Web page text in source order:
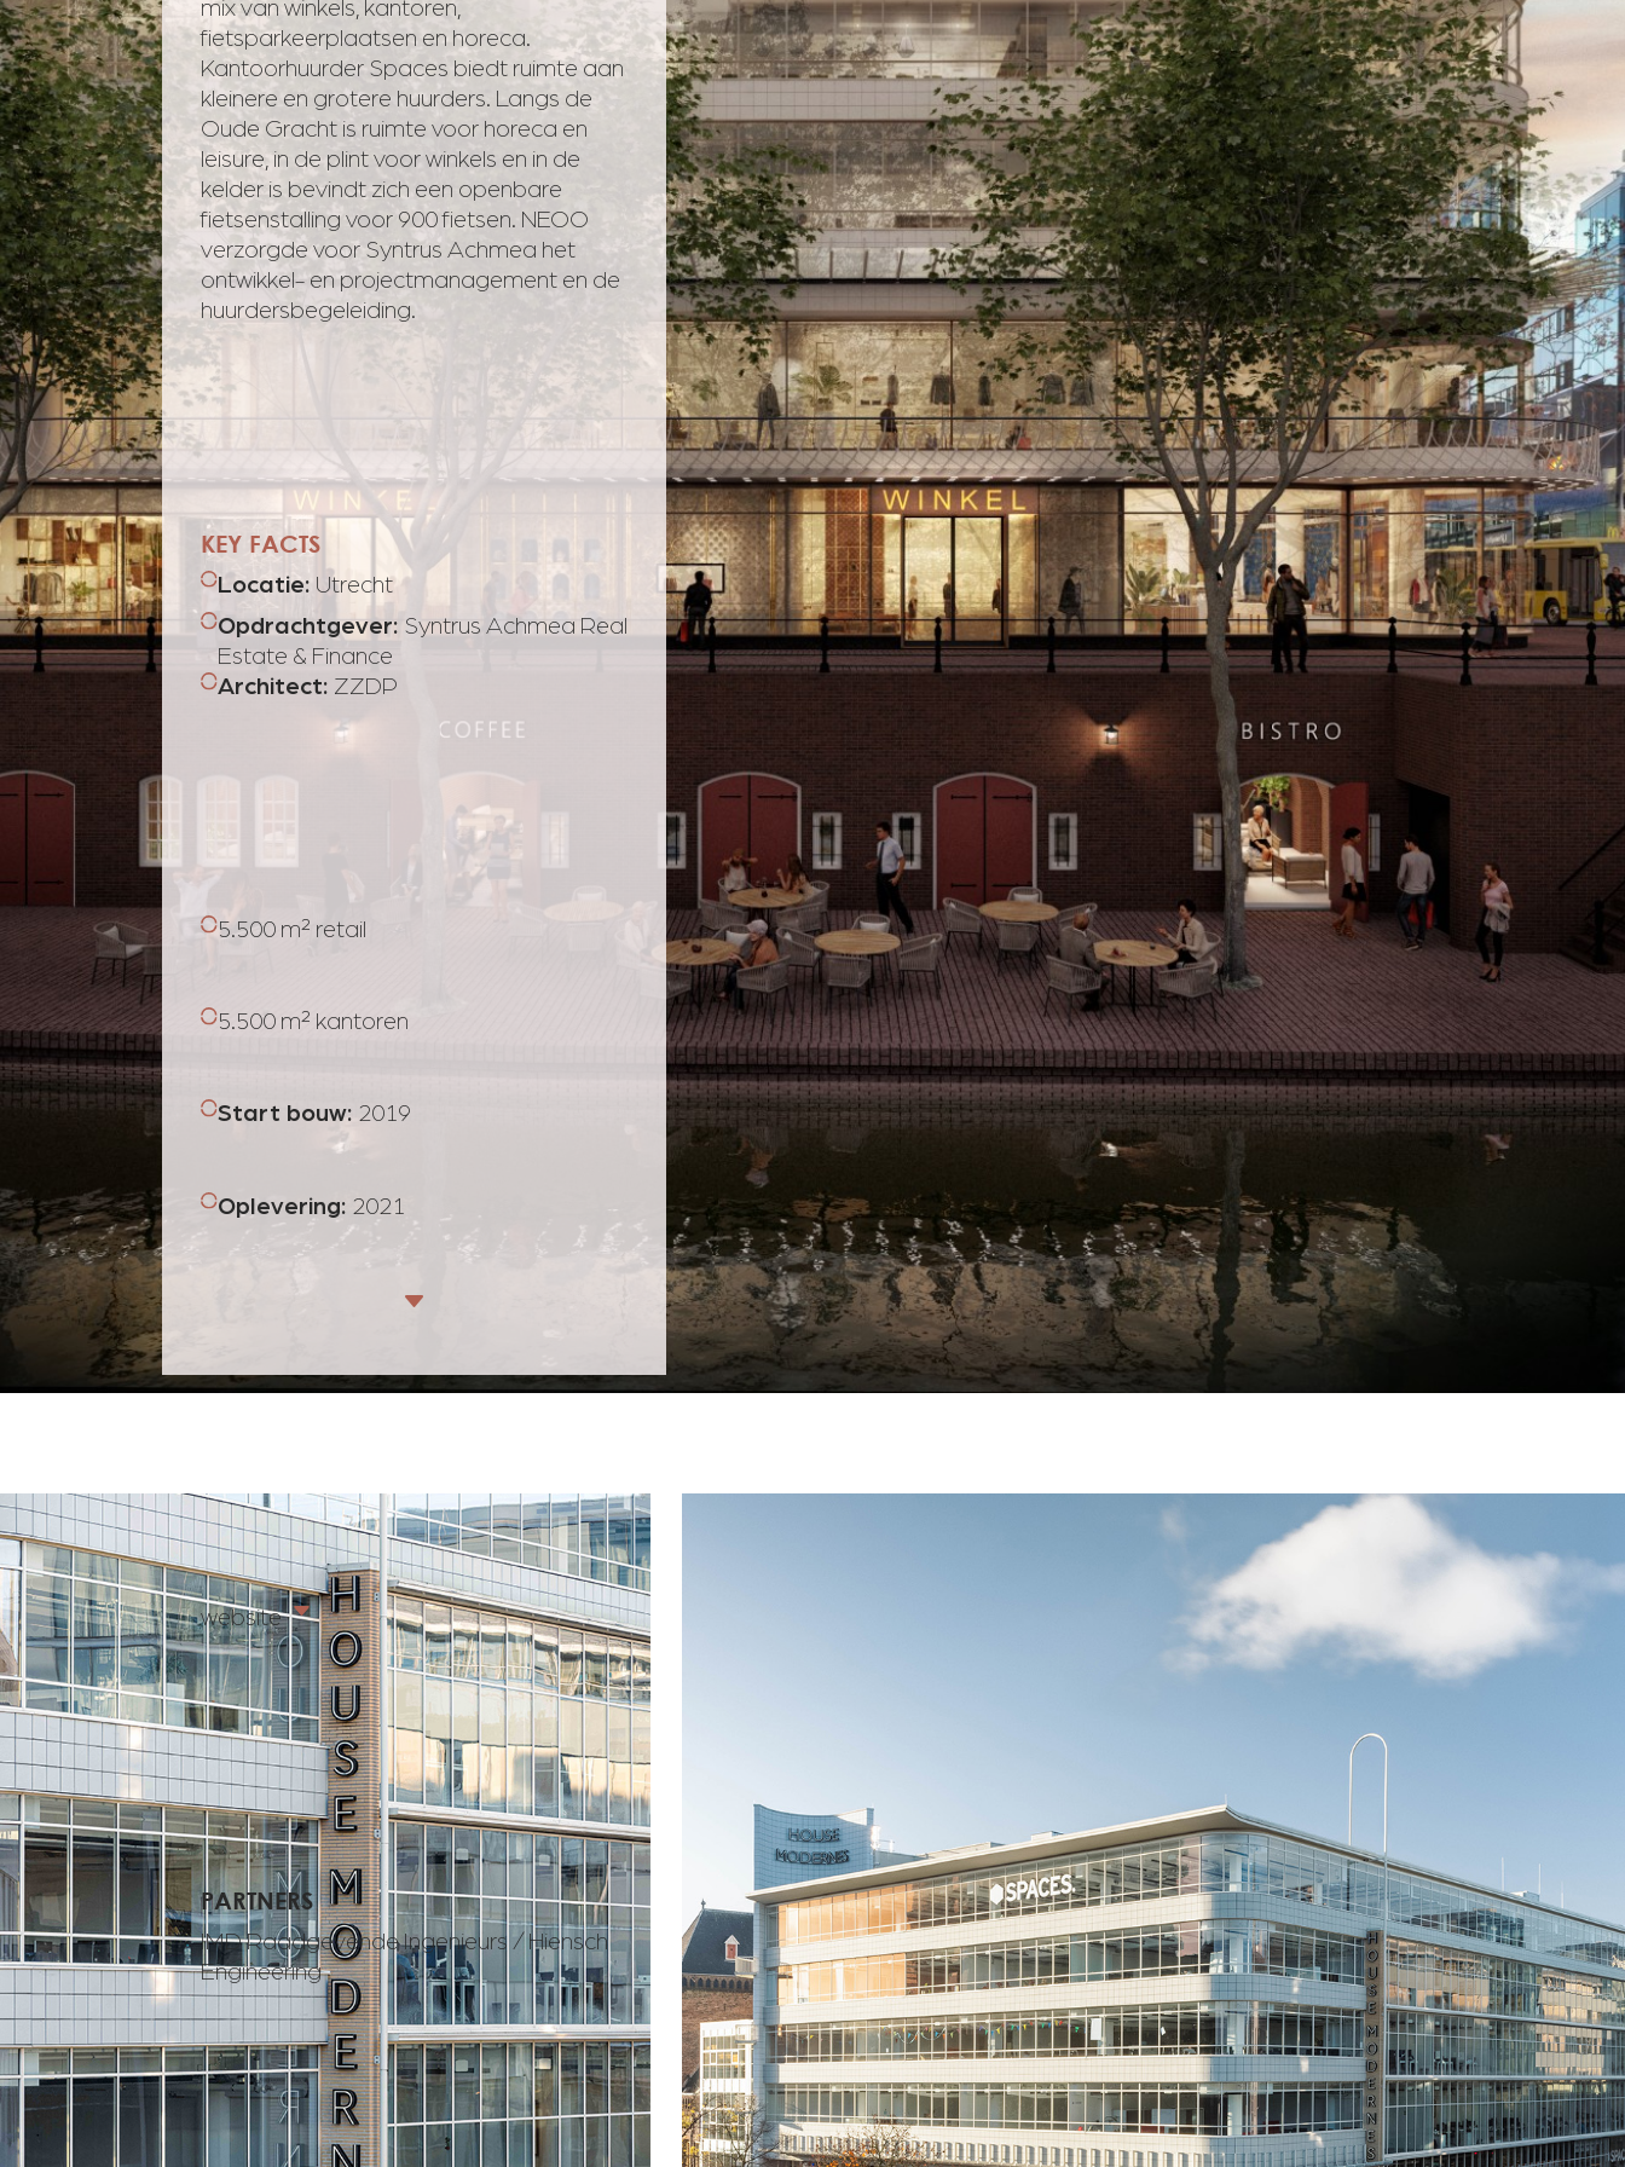
mix van winkels, kantoren,
fietsparkeerplaatsen en horeca.
Kantoorhuurder Spaces biedt ruimte aan
kleinere en grotere huurders. Langs de
Oude Gracht is ruimte voor horeca en
leisure, in de plint voor winkels en in de
kelder is bevindt zich een openbare
fietsenstalling voor 900 fietsen. NEOO
verzorgde voor Syntrus Achmea het
ontwikkel- en projectmanagement en de
huurdersbegeleiding.
KEY FACTS
Locatie: Utrecht
Opdrachtgever: Syntrus Achmea Real
Estate & Finance
Architect: ZZDP
5.500 m² retail
5.500 m² kantoren
Start bouw: 2019
Oplevering: 2021
C
websiteC
PARTNERS
IMD Raadgevende Ingenieurs / Hiensch
Engineering